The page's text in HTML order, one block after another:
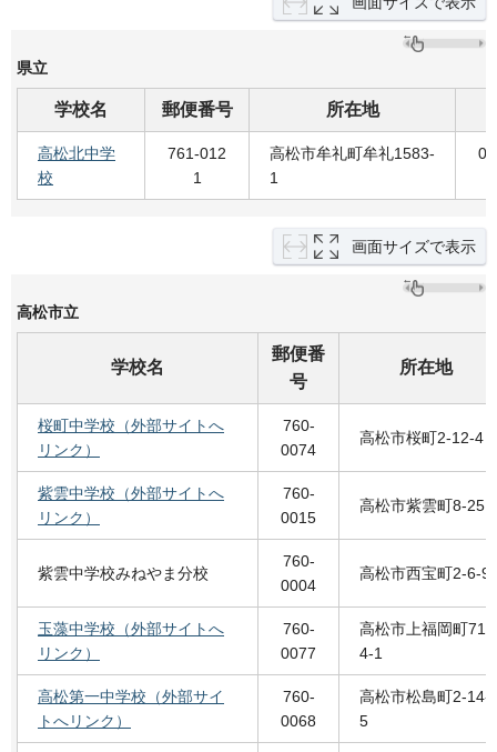
県立
学校名 郵便番号 所在地
高松北中学
校
761-012
1
高松市牟礼町牟礼1583-
1
画面サイズで表示
高松市立
学校名
郵便番
号
所在地
桜町中学校（外部サイトへ
リンク）
760-
0074
高松市桜町2-12-4
紫雲中学校（外部サイトへ
リンク）
760-
0015
高松市紫雲町8-25
紫雲中学校みねやま分校
760-
0004
高松市西宝町2-6-9
玉藻中学校（外部サイトへ
リンク）
760-
0077
高松市上福岡町71
4-1
高松第一中学校（外部サイ
トへリンク）
760-
0068
高松市松島町2-14-
5